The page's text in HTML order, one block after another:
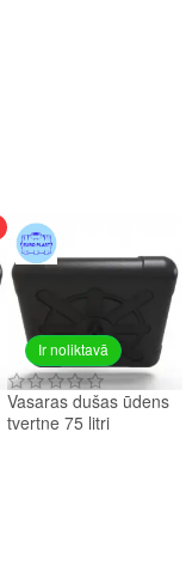
Ir noliktavā
Vasaras dušas ūdens
tvertne 75 litri